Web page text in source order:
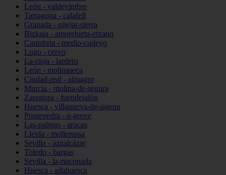
León - valdevimbre
Tarragona - calafell
Granada - güejar-sierra
Bizkaia - amorebieta-etxano
Cantabria - medio-cudeyo
Lugo - cervo
La-rioja - lardero
León - molinaseca
Ciudad-real - almagro
Murcia - molina-de-segura
Zaragoza - fuendejalón
Huesca - villanueva-de-sigena
Pontevedra - o-grove
Las-palmas - arucas
Lleida - mollerussa
Sevilla - aznalcázar
Toledo - bargas
Sevilla - la-rinconada
Huesca - adahuesca